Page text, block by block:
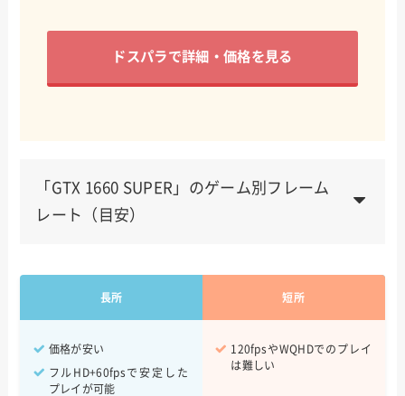
ドスパラで詳細・価格を見る
「GTX 1660 SUPER」のゲーム別フレーム
レート（目安）
VALORANT 240fps~
Fortnite 200~300fps
Escape From Tarkov
長所 短所
価格が安い
フルHD+60fpsで安定した
プレイが可能
120fpsやWQHDでのプレイ
は難しい